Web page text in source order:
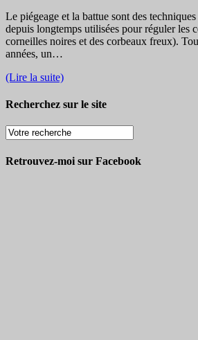
Le piégeage et la battue sont des
depuis longtemps utilisées pour réguler les
corneilles noires et des corbeaux freux).
années, un…
(Lire la suite)
Recherchez sur le site
Retrouvez-moi sur Facebook